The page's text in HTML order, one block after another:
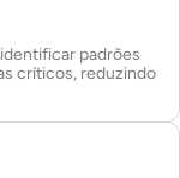
padrões
críticos, reduzindo